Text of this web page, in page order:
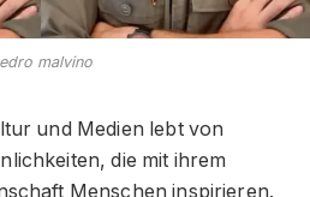
malvino
und Medien lebt von
die mit ihrem
Menschen inspirieren.